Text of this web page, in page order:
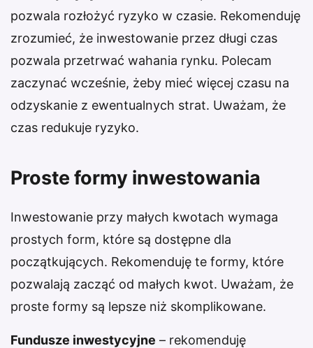
pozwala rozłożyć ryzyko w czasie. Rekomenduję
zrozumieć, że inwestowanie przez długi czas
pozwala przetrwać wahania rynku. Polecam
zaczynać wcześnie, żeby mieć więcej czasu na
odzyskanie z ewentualnych strat. Uważam, że
czas redukuje ryzyko.
Proste formy inwestowania
Inwestowanie przy małych kwotach wymaga
prostych form, które są dostępne dla
początkujących. Rekomenduję te formy, które
pozwalają zacząć od małych kwot. Uważam, że
proste formy są lepsze niż skomplikowane.
Fundusze inwestycyjne – rekomenduję